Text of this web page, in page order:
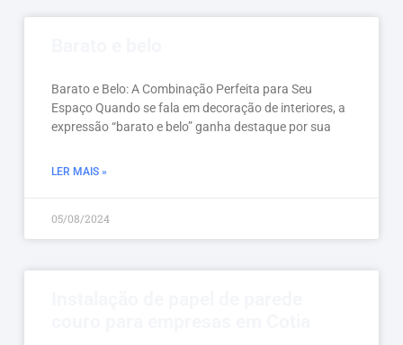
Barato e Belo: A Combinação Perfeita para Seu
Espaço Quando se fala em decoração de interiores, a
expressão “barato e belo” ganha destaque por sua
LER MAIS »
05/08/2024